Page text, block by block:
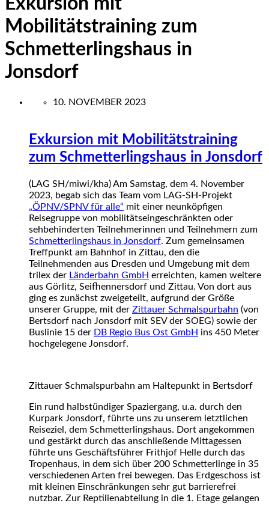
Exkursion mit
Mobilitätstraining zum
Schmetterlingshaus in
Jonsdorf
10. NOVEMBER 2023
Exkursion mit Mobilitätstraining
zum Schmetterlingshaus in Jonsdorf
(LAG SH/miwi/kha) Am Samstag, dem 4. November
2023, begab sich das Team vom LAG-SH-Projekt
„ÖPNV/SPNV für alle“ mit einer neunköpfigen
Reisegruppe von mobilitätseingeschränkten oder
sehbehinderten Teilnehmerinnen und Teilnehmern zum
Schmetterlingshaus in Jonsdorf. Zum gemeinsamen
Treffpunkt am Bahnhof in Zittau, den die
Teilnehmenden aus Dresden und Umgebung mit dem
trilex der Länderbahn GmbH erreichten, kamen weitere
aus Görlitz, Seifhennersdorf und Zittau. Von dort aus
ging es zunächst zweigeteilt, aufgrund der Größe
unserer Gruppe, mit der Zittauer Schmalspurbahn (von
Bertsdorf nach Jonsdorf mit SEV der SOEG) sowie der
Buslinie 15 der DB Regio Bus Ost GmbH ins 450 Meter
hochgelegene Jonsdorf.
Zittauer Schmalspurbahn am Haltepunkt in Bertsdorf
Ein rund halbstündiger Spaziergang, u.a. durch den
Kurpark Jonsdorf, führte uns zu unserem letztlichen
Reiseziel, dem Schmetterlingshaus. Dort angekommen
und gestärkt durch das anschließende Mittagessen
führte uns Geschäftsführer Frithjof Helle durch das
Tropenhaus, in dem sich über 200 Schmetterlinge in 35
verschiedenen Arten frei bewegen. Das Erdgeschoss ist
mit kleinen Einschränkungen sehr gut barrierefrei
nutzbar. Zur Reptilienabteilung in die 1. Etage gelangen